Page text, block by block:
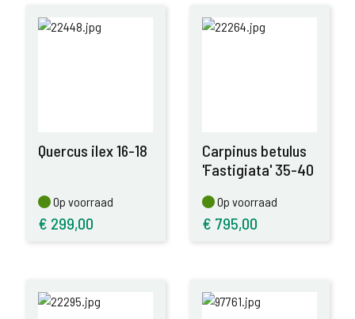
Quercus ilex 16-18
Op voorraad
Op voorraad
€ 299,00
Carpinus betulus
'Fastigiata' 35-40
Op voorraad
Op voorraad
€ 795,00